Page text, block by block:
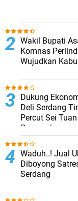
Wakil Bupati
Komnas
Wujudkan
Dukung
Deli Serdang
Percut Sei
Pengembangan
Waduh..! Jual
Diboyong
Serdang